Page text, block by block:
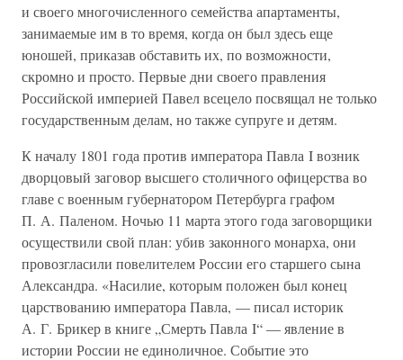
и своего многочисленного семейства апартаменты,
занимаемые им в то время, когда он был здесь еще
юношей, приказав обставить их, по возможности,
скромно и просто. Первые дни своего правления
Российской империей Павел всецело посвящал не только
государственным делам, но также супруге и детям.
К началу 1801 года против императора Павла I возник
дворцовый заговор высшего столичного офицерства во
главе с военным губернатором Петербурга графом
П. А. Паленом. Ночью 11 марта этого года заговорщики
осуществили свой план: убив законного монарха, они
провозгласили повелителем России его старшего сына
Александра. «Насилие, которым положен был конец
царствованию императора Павла, — писал историк
А. Г. Брикер в книге „Смерть Павла I“ — явление в
истории России не единоличное. Событие это